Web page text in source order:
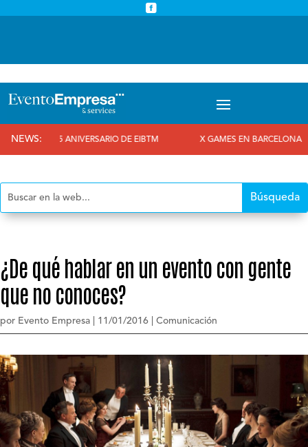

NEWS:
AL 25 ANIVERSARIO DE EIBTM X GAMES EN BARCELONA
¿De qué hablar en un evento con gente
que no conoces?
por Evento Empresa 11/01/2016 Comunicación